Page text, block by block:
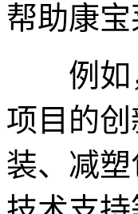
帮助康
例如，
项目的
装、减